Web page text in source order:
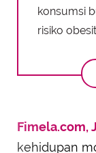
konsumsi
risiko
Fimela.com,
kehidupan